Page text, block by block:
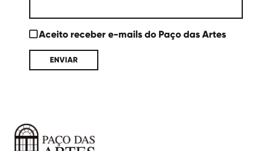
Aceito receber e-mails do Paço das Artes